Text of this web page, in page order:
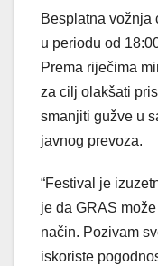
Besplatna vožnja
u periodu od
Prema riječima
za cilj olakšati
smanjiti gužve u
javnog prevoza.
“Festival je
je da GRAS
način. Pozivam
iskoriste